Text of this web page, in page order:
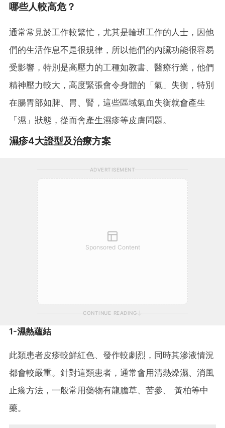
哪些人較高危？
通常常見於工作較繁忙，尤其是輪班工作的人士，因他
們的生活作息不是很規律，所以他們的內臟功能很容易
受影響，特別是高壓力的工種如教書、醫療行業，他們
精神壓力較大，高度緊張會令身體的「氣」失衡，特別
在腸胃部如脾、胃、腎，這些區域氣血失衡就會產生
「濕」狀態，從而會產生濕疹等皮膚問題。
濕疹4大證型及治療方案
ADVERTISEMENT
Sponsored Content
CONTINUE READING
1-濕熱蘊結
此類患者皮疹較鮮紅色、發作較劇烈，同時其滲液情況
都會較嚴重。針對這類患者，通常會用清熱燥濕、消風
止癢方法，一般常用藥物有龍膽草、苦參、 黃柏等中
藥。